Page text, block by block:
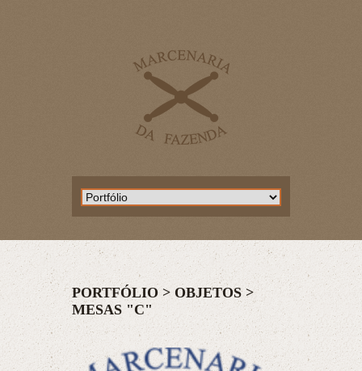
PORTFÓLIO > OBJETOS>
MESAS "C"